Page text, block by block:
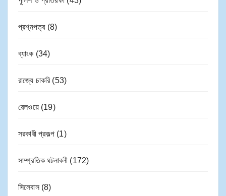
প্রশ্নপত্র(8)
ব্যাংক (34)
রাজ্যে চাকরি(53)
রেলওয়ে(19)
সরকারী প্রকল্প (1)
সাম্প্রতিক ঘটনাবলী (172)
সিলেবাস(8)